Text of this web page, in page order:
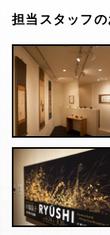
担当スタッフ